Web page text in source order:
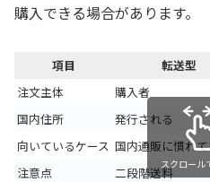
購入できる場合があります。
項目 転送型
注文主体
購入者
国内住所
発行される
向いているケース 国内通販に慣れ
注意点
二段階送料
スクロール